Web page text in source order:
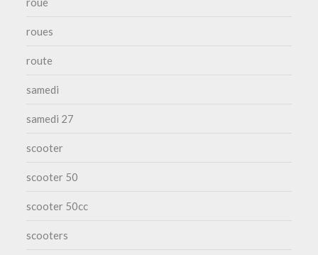
roues
route
samedi
samedi 27
scooter
scooter 50
scooter 50cc
scooters